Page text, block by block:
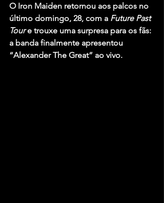
O Iron Maiden retornou aos palcos no
último domingo, 28, com a Future Past
Tour e trouxe uma surpresa para os fãs:
a banda finalmente apresentou
“Alexander The Great” ao vivo.